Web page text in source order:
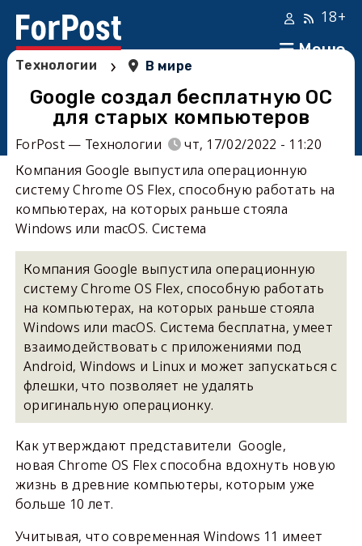
Меню
18+
Технологии › В мире
Google создал бесплатную ОС
для старых компьютеров
ForPost — Технологии
чт, 17/02/2022 - 11:20
Компания Google выпустила операционную
систему Chrome OS Flex, способную работать на
компьютерах, на которых раньше стояла
Windows или macOS. Система
Компания Google выпустила операционную
систему Chrome OS Flex, способную работать
на компьютерах, на которых раньше стояла
Windows или macOS. Система бесплатна, умеет
взаимодействовать с приложениями под
Android, Windows и Linux и может запускаться с
флешки, что позволяет не удалять
оригинальную операционку.
Как утверждают представители Google,
новая Chrome OS Flex способна вдохнуть новую
жизнь в древние компьютеры, которым уже
больше 10 лет.
Учитывая, что современная Windows 11 имеет